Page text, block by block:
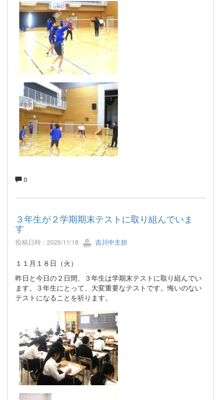
0
３年生が２学期期末テストに取り組んでいま
す
投稿日時 : 2025/11/18 吉川中主担
１１月１８日（火）
昨日と今日の２日間、３年生は学期末テストに取り組んでい
ます。３年生にとって、大変重要なテストです。悔いのない
テストになることを祈ります。